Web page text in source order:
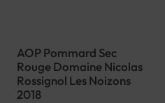
AOP Pommard Sec
Rouge Domaine Nicolas
Rossignol Les Noizons
2018